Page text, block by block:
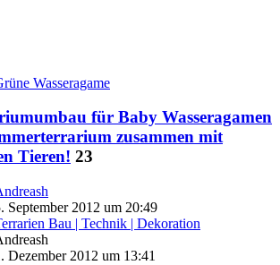
Wasseragame
für Baby Wasseragamen
zusammen mit
Tieren! 23
September 2012 um 20:49
Bau | Technik | Dekoration
Dezember 2012 um 13:41